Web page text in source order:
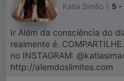
Katia Simão 5 -
Ir Além da consciência do
realmente é. COMPARTILHE. Grande abraço, Katia 👉 Me siga
no INSTAGRAM: @katiasimao_oficial
http://alemdoslimites.com